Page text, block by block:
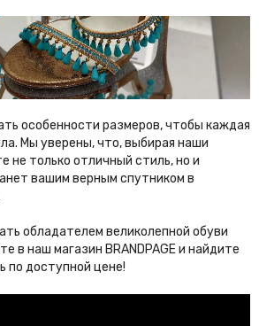
Panerai Lumior
Paul & Shark
Piaget
Ports 1961
особенности размеров, чтобы каждая
Мы уверены, что, выбирая наши
не только отличный стиль, но и
вашим верным спутником в
обладателем великолепной обуви
в наш магазин BRANDPAGE и найдите
по доступной цене!